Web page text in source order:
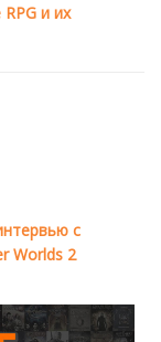
и их
с
Worlds 2